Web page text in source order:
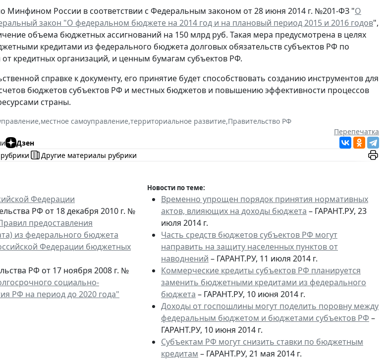
Минфином России в соответствии с Федеральным законом от 28 июня 2014 г. №201-ФЗ "О
закон "О федеральном бюджете на 2014 год и на плановый период 2015 и 2016 годов",
объема бюджетных ассигнований на 150 млрд руб. Такая мера предусмотрена в целях
кредитами из федерального бюджета долговых обязательств субъектов РФ по
кредитных организаций, и ценным бумагам субъектов РФ.
справке к документу, его принятие будет способствовать созданию инструментов для
бюджетов субъектов РФ и местных бюджетов и повышению эффективности процессов
страны.
,местное самоуправление,территориальное развитие,Правительство РФ
Перепечатка
и
Дзен
Другие материалы рубрики
Новости по теме:
Федерации
РФ от 18 декабря 2010 г. №
предоставления
из федерального бюджета
Федерации бюджетных
РФ от 17 ноября 2008 г. №
социально-
РФ на период до 2020 года"
Временно упрощен порядок принятия нормативных
актов, влияющих на доходы бюджета – ГАРАНТ.РУ, 23
июля 2014 г.
Часть средств бюджетов субъектов РФ могут
направить на защиту населенных пунктов от
наводнений – ГАРАНТ.РУ, 11 июля 2014 г.
Коммерческие кредиты субъектов РФ планируется
заменить бюджетными кредитами из федерального
бюджета – ГАРАНТ.РУ, 10 июня 2014 г.
Доходы от госпошлины могут поделить поровну между
федеральным бюджетом и бюджетами субъектов РФ –
ГАРАНТ.РУ, 10 июня 2014 г.
Субъектам РФ могут снизить ставки по бюджетным
кредитам – ГАРАНТ.РУ, 21 мая 2014 г.